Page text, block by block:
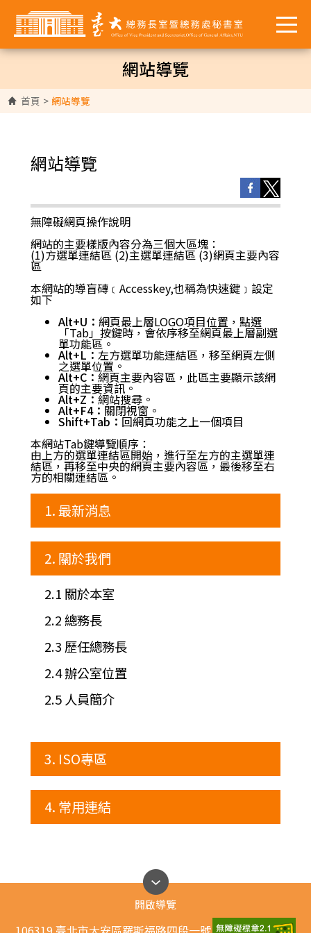
網站導覽
首頁 > 網站導覽
網站導覽
無障礙網頁操作說明
網站的主要樣版內容分為三個大區塊：
(1)方選單連結區 (2)主選單連結區 (3)網頁主要內容
區
本網站的導盲磚﹝Accesskey,也稱為快速鍵﹞設定
如下
Alt+U：網頁最上層LOGO項目位置，點選
「Tab」按鍵時，會依序移至網頁最上層副選
單功能區。
Alt+L：左方選單功能連結區，移至網頁左側
之選單位置。
Alt+C：網頁主要內容區，此區主要顯示該網
頁的主要資訊。
Alt+Z：網站搜尋。
Alt+F4：關閉視窗。
Shift+Tab：回網頁功能之上一個項目
本網站Tab鍵導覽順序：
由上方的選單連結區開始，進行至左方的主選單連
結區，再移至中央的網頁主要內容區，最後移至右
方的相關連結區。
1. 最新消息
2. 關於我們
2.1 關於本室
2.2 總務長
2.3 歷任總務長
2.4 辦公室位置
2.5 人員簡介
3. ISO專區
4. 常用連結
開啟導覽